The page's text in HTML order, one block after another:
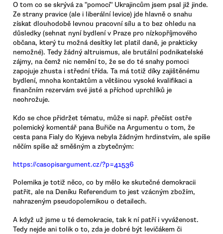
O tom co se skrývá za "pomocí" Ukrajincům jsem psal již jinde.
Ze strany pravice (ale i liberální levice) jde hlavně o snahu
získat dlouhodobě levnou pracovní sílu a to bez ohledu na
důsledky (sehnat nyní bydlení v Praze pro nízkopříjmového
občana, který tu možná desítky let platil daně, je prakticky
nemožné). Tedy žádný altruismus, ale brutální podnikatelské
zájmy, na čemž nic nemění to, že se do té snahy pomoci
zapojuje zhusta i střední třída. Ta má totiž díky zajištěnému
bydlení, mnoha kontaktům a většinou vysoké kvalifikaci a
finančním rezervám své jisté a příchod uprchlíků je
neohrožuje.
Kdo se chce přidržet tématu, může si např. přečíst ostře
polemický komentář pana Buřiče na Argumentu o tom, že
cesta pana Fialy do Kyjeva nebyla žádným hrdinstvím, ale spíše
něčím spíše až směšným a zbytečným:
https://casopisargument.cz/?p=41536
Polemika je totiž něco, co by mělo ke skutečné demokracii
patřit, ale na Deníku Referendum to jest vzácným zbožím,
nahrazeným pseudopolemikou o detailech.
A když už jsme u té demokracie, tak k ní patří i vyváženost.
Tedy nejde ani tolik o to, zda je dobré být levičákem či